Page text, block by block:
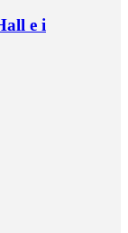
e i